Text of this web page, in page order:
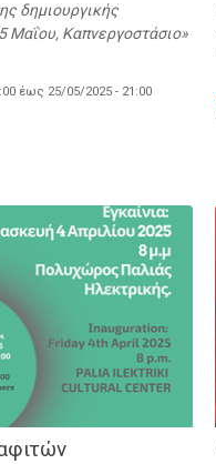
δημιουργικής
Μαΐου, Καπνεργοστάσιο
έως 25/05/2025 - 21:00